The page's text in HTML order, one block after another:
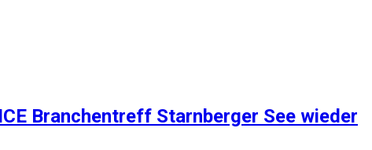
Branchentreff Starnberger See wieder